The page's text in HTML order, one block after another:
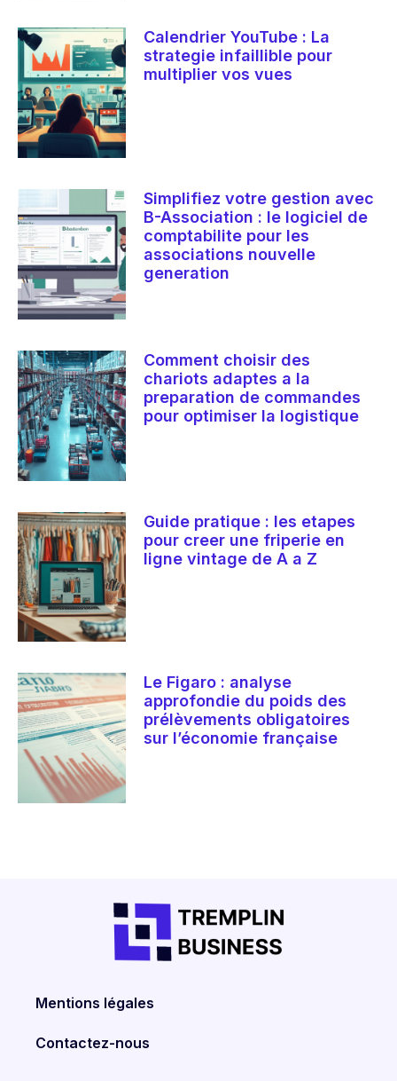
Calendrier YouTube : La
strategie infaillible pour
multiplier vos vues
Simplifiez votre gestion avec
B-Association : le logiciel de
comptabilite pour les
associations nouvelle
generation
Comment choisir des
chariots adaptes a la
preparation de commandes
pour optimiser la logistique
Guide pratique : les etapes
pour creer une friperie en
ligne vintage de A a Z
Le Figaro : analyse
approfondie du poids des
prélèvements obligatoires
sur l’économie française
Mentions légales
Contactez-nous